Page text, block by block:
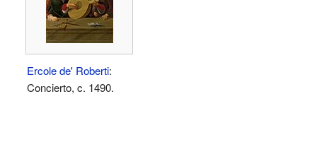
Ercole de' Roberti:
Concierto, c. 1490.